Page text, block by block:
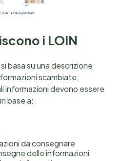
i LOIN
basa su una descrizione
scambiate,
informazioni devono essere
base a:
da consegnare
delle informazioni